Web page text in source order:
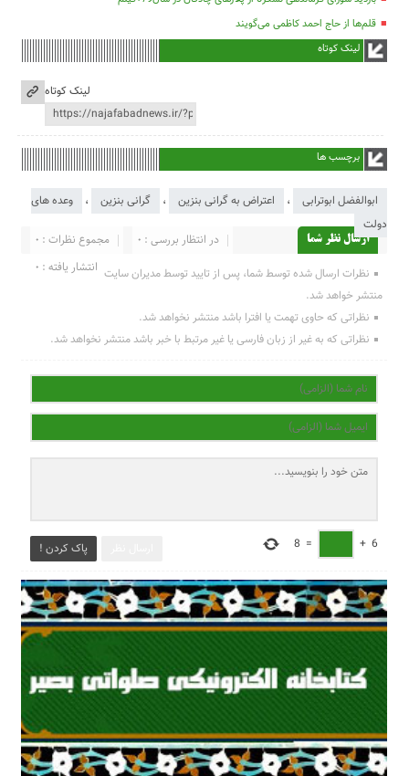
قلم‌ها از حاج احمد کاظمی می‌گویند
لینک کوتاه
لینک کوتاه
برچسب ها
ابوالفضل ابوترابی ، اعتراض به گرانی بنزین ، گرانی بنزین ،
وعده های
دولت
ارسال نظر شما مجموع نظرات : 0
در انتظار بررسی : 0
انتشار یافته : 0 نظرات ارسال شده توسط شما، پس از تایید توسط مدیران سایت
منتشر خواهد شد.
نظراتی که حاوی تهمت یا افترا باشد منتشر نخواهد شد.
نظراتی که به غیر از زبان فارسی یا غیر مرتبط با خبر باشد منتشر نخواهد شد.
پاک کردن ! 6
+
=
8